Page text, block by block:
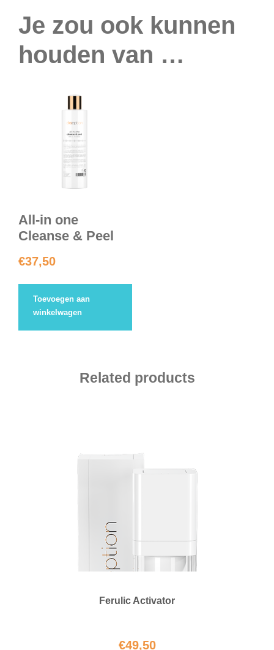
Je zou ook kunnen
houden van …
All-in one
Cleanse & Peel
€37,50
Toevoegen aan
winkelwagen
Related products
Ferulic Activator
€49,50